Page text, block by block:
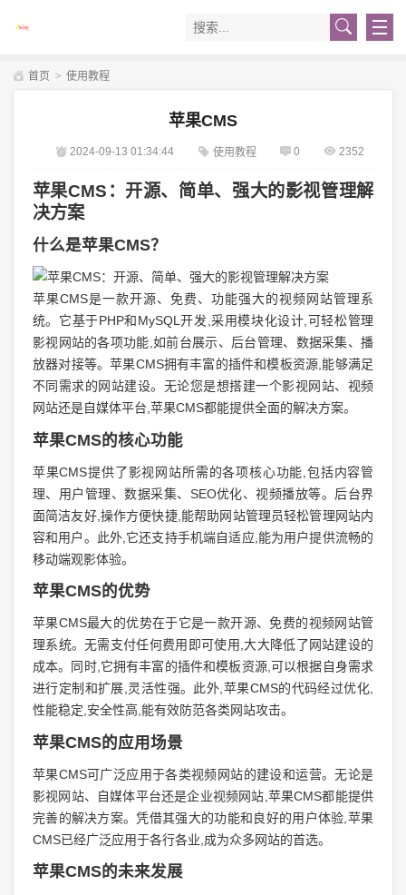
首页 > 使用教程
苹果CMS
2024-09-13 01:34:44 使用教程 0 2352
苹果CMS：开源、简单、强大的影视管理解
决方案
什么是苹果CMS？
苹果CMS是一款开源、免费、功能强大的视频网站管理系
统。它基于PHP和MySQL开发,采用模块化设计,可轻松管理
影视网站的各项功能,如前台展示、后台管理、数据采集、播
放器对接等。苹果CMS拥有丰富的插件和模板资源,能够满足
不同需求的网站建设。无论您是想搭建一个影视网站、视频
网站还是自媒体平台,苹果CMS都能提供全面的解决方案。
苹果CMS的核心功能
苹果CMS提供了影视网站所需的各项核心功能,包括内容管
理、用户管理、数据采集、SEO优化、视频播放等。后台界
面简洁友好,操作方便快捷,能帮助网站管理员轻松管理网站内
容和用户。此外,它还支持手机端自适应,能为用户提供流畅的
移动端观影体验。
苹果CMS的优势
苹果CMS最大的优势在于它是一款开源、免费的视频网站管
理系统。无需支付任何费用即可使用,大大降低了网站建设的
成本。同时,它拥有丰富的插件和模板资源,可以根据自身需求
进行定制和扩展,灵活性强。此外,苹果CMS的代码经过优化,
性能稳定,安全性高,能有效防范各类网站攻击。
苹果CMS的应用场景
苹果CMS可广泛应用于各类视频网站的建设和运营。无论是
影视网站、自媒体平台还是企业视频网站,苹果CMS都能提供
完善的解决方案。凭借其强大的功能和良好的用户体验,苹果
CMS已经广泛应用于各行各业,成为众多网站的首选。
苹果CMS的未来发展